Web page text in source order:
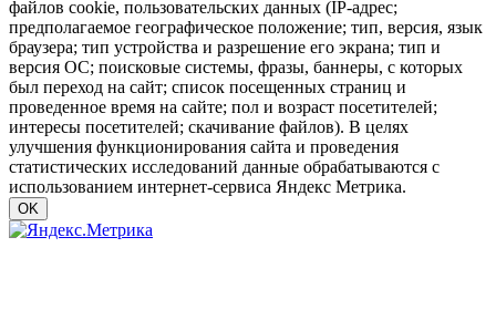
файлов cookie, пользовательских данных (IP-адрес;
предполагаемое географическое положение; тип, версия, язык
браузера; тип устройства и разрешение его экрана; тип и
версия ОС; поисковые системы, фразы, баннеры, с которых
был переход на сайт; список посещенных страниц и
проведенное время на сайте; пол и возраст посетителей;
интересы посетителей; скачивание файлов). В целях
улучшения функционирования сайта и проведения
статистических исследований данные обрабатываются с
использованием интернет-сервиса Яндекс Метрика.
OK